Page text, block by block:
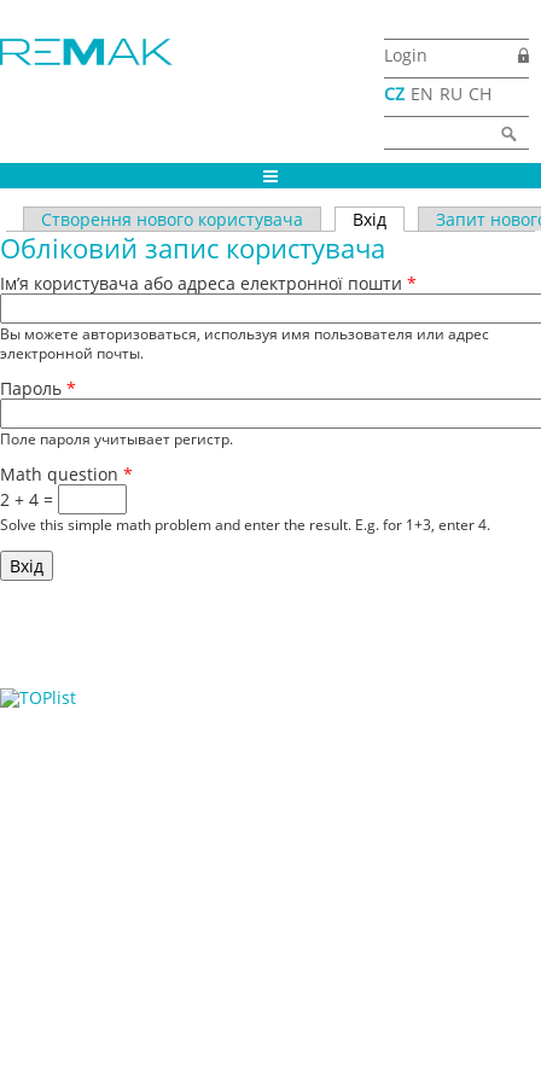
Login
CZ EN RU CH
Пошукова форма
Первинні вкладки
Створення нового користувача Вхід (активна вкладка)
Запит
Обліковий запис користувача
Ім’я користувача або адреса електронної пошти *
Вы можете авторизоваться, используя имя пользователя или адрес
электронной почты.
Пароль *
Поле пароля учитывает регистр.
Math question *
2 + 4 =
Solve this simple math problem and enter the result. E.g. for 1+3, enter 4.